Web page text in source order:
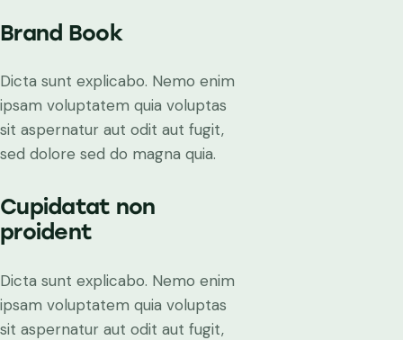
Brand Book
Dicta sunt explicabo. Nemo enim
ipsam voluptatem quia voluptas
sit aspernatur aut odit aut fugit,
sed dolore sed do magna quia.
Cupidatat non
proident
Dicta sunt explicabo. Nemo enim
ipsam voluptatem quia voluptas
sit aspernatur aut odit aut fugit,